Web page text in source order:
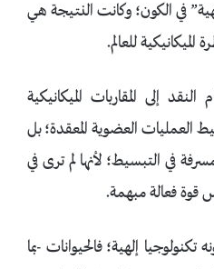
في الكون؛ وكانت النتيجة هي
للعالم.
إلى المقاربات الميكانيكية
العمليات العضوية المعقدة؛ بل
في التبسيط؛ لأنها لم ترى في
قوة فعالة مبهمة.
إلهية؛ فالحيوانات -بما